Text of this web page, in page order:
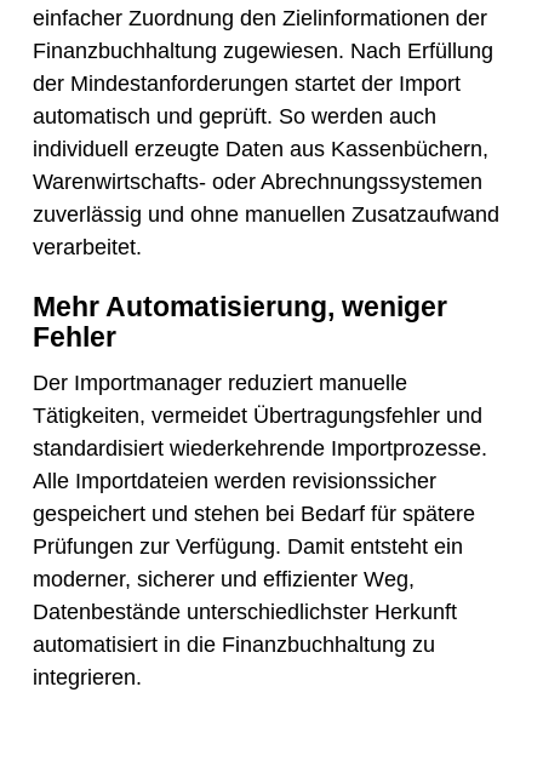
einfacher Zuordnung den Zielinformationen der
Finanzbuchhaltung zugewiesen. Nach Erfüllung
der Mindestanforderungen startet der Import
automatisch und geprüft. So werden auch
individuell erzeugte Daten aus Kassenbüchern,
Warenwirtschafts- oder Abrechnungssystemen
zuverlässig und ohne manuellen Zusatzaufwand
verarbeitet.
Mehr Automatisierung, weniger
Fehler
Der Importmanager reduziert manuelle
Tätigkeiten, vermeidet Übertragungsfehler und
standardisiert wiederkehrende Importprozesse.
Alle Importdateien werden revisionssicher
gespeichert und stehen bei Bedarf für spätere
Prüfungen zur Verfügung. Damit entsteht ein
moderner, sicherer und effizienter Weg,
Datenbestände unterschiedlichster Herkunft
automatisiert in die Finanzbuchhaltung zu
integrieren.